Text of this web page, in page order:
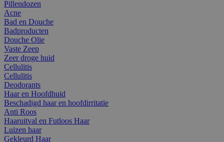
Pillendozen
Acne
Bad en Douche
Badproducten
Douche Olie
Vaste Zeep
Zeer droge huid
Cellulitis
Cellulitis
Deodorants
Haar en Hoofdhuid
Beschadigd haar en hoofdirritatie
Anti Roos
Haaruitval en Futloos Haar
Luizen haar
Gekleurd Haar